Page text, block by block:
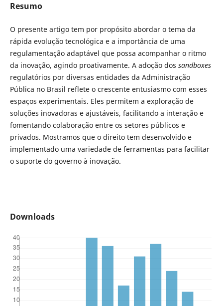
Resumo
O presente artigo tem por propósito abordar o tema da
rápida evolução tecnológica e a importância de uma
regulamentação adaptável que possa acompanhar o ritmo
da inovação, agindo proativamente. A adoção dos sandboxes
regulatórios por diversas entidades da Administração
Pública no Brasil reflete o crescente entusiasmo com esses
espaços experimentais. Eles permitem a exploração de
soluções inovadoras e ajustáveis, facilitando a interação e
fomentando colaboração entre os setores públicos e
privados. Mostramos que o direito tem desenvolvido e
implementado uma variedade de ferramentas para facilitar
o suporte do governo à inovação.
Downloads